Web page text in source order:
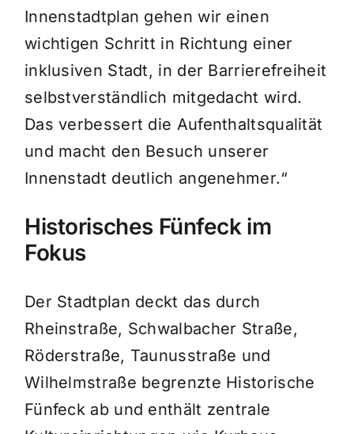
Innenstadtplan gehen wir einen
wichtigen Schritt in Richtung einer
inklusiven Stadt, in der Barrierefreiheit
selbstverständlich mitgedacht wird.
Das verbessert die Aufenthaltsqualität
und macht den Besuch unserer
Innenstadt deutlich angenehmer.“
Historisches Fünfeck im
Fokus
Der Stadtplan deckt das durch
Rheinstraße, Schwalbacher Straße,
Röderstraße, Taunusstraße und
Wilhelmstraße begrenzte Historische
Fünfeck ab und enthält zentrale